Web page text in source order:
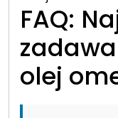
FAQ:
olej